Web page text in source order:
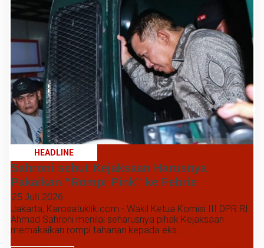
HEADLINE
Sahroni sebut Kejaksaan Harusnya
Pakaikan “Rompi Pink” ke Febrie
25 Juli 2026
Jakarta, Karosatuklik.com - Wakil Ketua Komisi III DPR RI
Ahmad Sahroni menilai seharusnya pihak Kejaksaan
memakaikan rompi tahanan kepada eks...